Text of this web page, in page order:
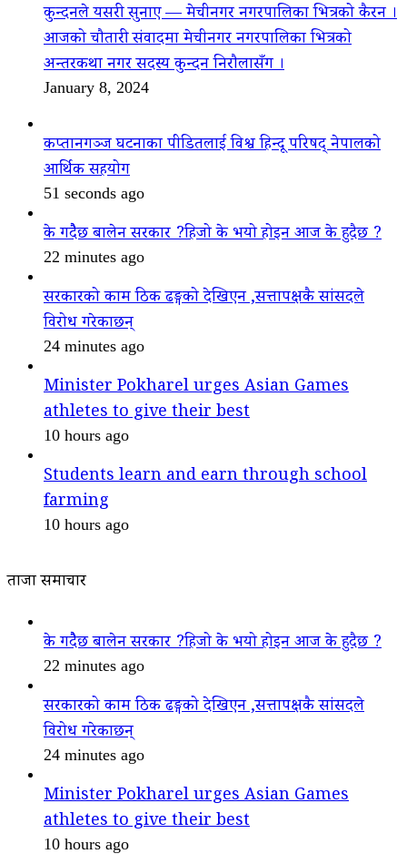
कुन्दनले यसरी सुनाए — मेचीनगर नगरपालिका भित्रको कैरन ।
आजको चौतारी संवादमा मेचीनगर नगरपालिका भित्रको
अन्तरकथा नगर सदस्य कुन्दन निरौलासँग ।
January 8, 2024
कप्तानगञ्ज घटनाका पीडितलाई विश्व हिन्दू परिषद् नेपालको
आर्थिक सहयोग
51 seconds ago
के गदैैछ बालेन सरकार ?हिजो के भयो होइन आज के हुदैछ ?
22 minutes ago
सरकारको काम ठिक ढङ्गको देखिएन ,सत्तापक्षकै सांसदले
विरोध गरेकाछन्
24 minutes ago
Minister Pokharel urges Asian Games
athletes to give their best
10 hours ago
Students learn and earn through school
farming
10 hours ago
ताजा समाचार
के गदैैछ बालेन सरकार ?हिजो के भयो होइन आज के हुदैछ ?
22 minutes ago
सरकारको काम ठिक ढङ्गको देखिएन ,सत्तापक्षकै सांसदले
विरोध गरेकाछन्
24 minutes ago
Minister Pokharel urges Asian Games
athletes to give their best
10 hours ago